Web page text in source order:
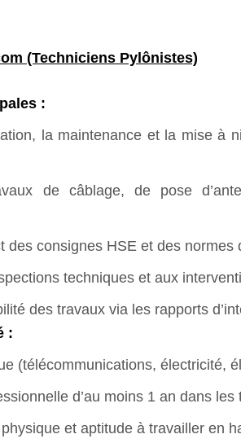
(Techniciens Pylônistes)
:
la maintenance et la mise à
de câblage, de pose
des consignes HSE et des normes
techniques et aux
des travaux via les rapports
:
(télécommunications, électricité,
d’au moins 1 an dans
et aptitude à travailler en